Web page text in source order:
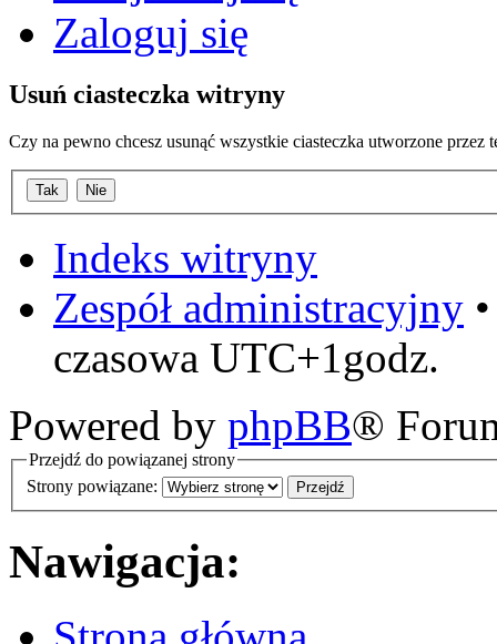
Zaloguj się
Usuń ciasteczka witryny
Czy na pewno chcesz usunąć wszystkie ciasteczka utworzone przez
Indeks witryny
Zespół administracyjny
czasowa UTC+1godz.
Powered by phpBB®
Przejdź do powiązanej strony
Strony powiązane:
Nawigacja: